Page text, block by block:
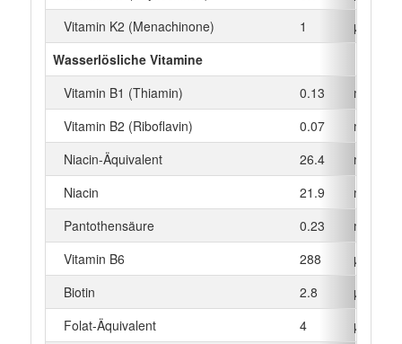
Vitamin K2 (Menachinone)
1
µg
Wasserlösliche Vitamine
Vitamin B1 (Thiamin)
0.13
mg
Vitamin B2 (Riboflavin)
0.07
mg
Niacin-Äquivalent
26.4
mg
Niacin
21.9
mg
Pantothensäure
0.23
mg
Vitamin B6
288
µg
Biotin
2.8
µg
Folat-Äquivalent
4
µg